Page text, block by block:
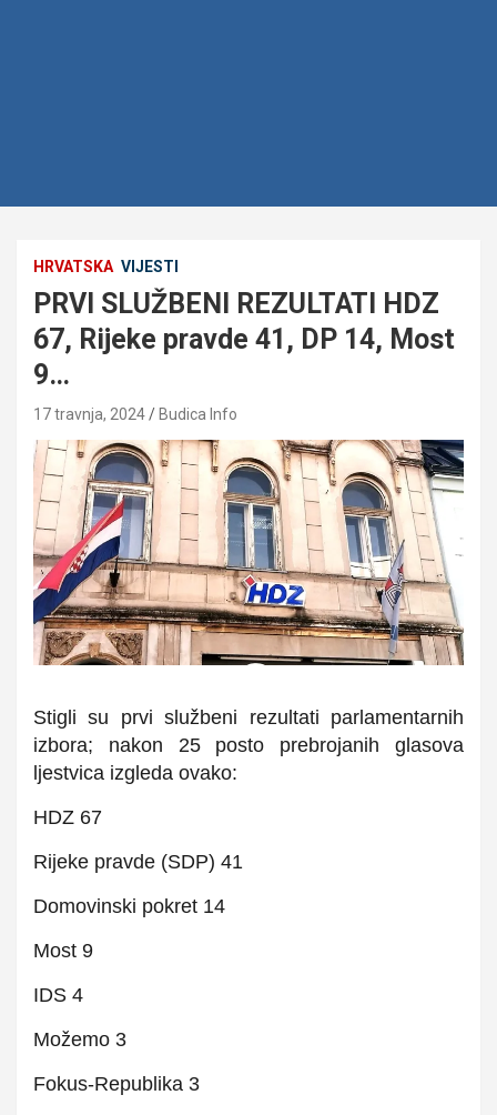
HRVATSKA VIJESTI
PRVI SLUŽBENI REZULTATI HDZ
67, Rijeke pravde 41, DP 14, Most
9…
17 travnja, 2024 Budica Info
Stigli su prvi službeni rezultati parlamentarnih
izbora; nakon 25 posto prebrojanih glasova
ljestvica izgleda ovako:
HDZ 67
Rijeke pravde (SDP) 41
Domovinski pokret 14
Most 9
IDS 4
Možemo 3
Fokus-Republika 3